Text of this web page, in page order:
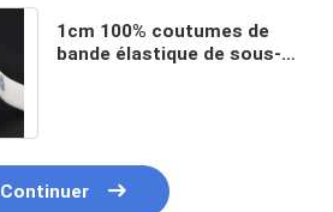
1cm 100% coutumes de
bande élastique de sous-
Continuer